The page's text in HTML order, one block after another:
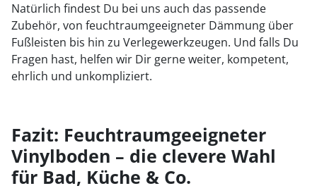
Natürlich findest Du bei uns auch das passende
Zubehör, von feuchtraumgeeigneter Dämmung über
Fußleisten bis hin zu Verlegewerkzeugen. Und falls Du
Fragen hast, helfen wir Dir gerne weiter, kompetent,
ehrlich und unkompliziert.
Fazit: Feuchtraumgeeigneter
Vinylboden – die clevere Wahl
für Bad, Küche & Co.